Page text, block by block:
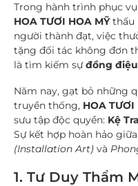
Trong hành trình phục
HOA TƯƠI HOA MỸthấu
người thành đạt, việc
tặng đối tác không đơn
là tìm kiếm sựđồng
Năm nay, gạt bỏ những
truyền thống, HOA TƯƠI
sưu tập độc quyền: Kệ
Sự kết hợp hoàn hảo giữa
(Installation Art) và
1. Tư Duy Thẩm